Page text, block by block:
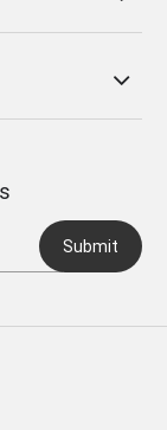
Submit